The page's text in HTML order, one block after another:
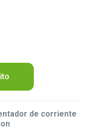
de corriente